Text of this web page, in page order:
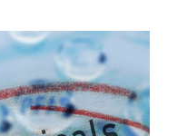
大化利用，減少碳
勢，協助企業能快